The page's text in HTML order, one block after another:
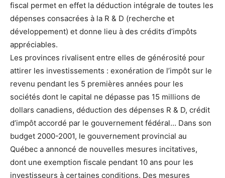
fiscal permet en effet la déduction intégrale de toutes les
dépenses consa­crées à la R & D (recherche et
développement) et donne lieu à des crédits d’impôts
appréciables.
Les provinces rivalisent entre elles de générosité pour
attirer les investissements : exonération de l’impôt sur le
revenu pendant les 5 premières années pour les
sociétés dont le capital ne dépasse pas 15 millions de
dollars canadiens, déduction des dépenses R & D, crédit
d’impôt accordé par le gouvernement fédéral… Dans son
budget 2000-2001, le gouvernement provincial au
Québec a annoncé de nouvelles mesures incitatives,
dont une exemption fiscale pendant 10 ans pour les
investisseurs à certaines conditions. Des mesures